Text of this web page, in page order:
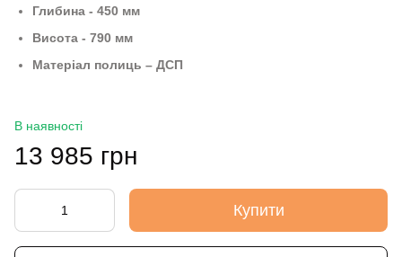
Глибина - 450 мм
Висота - 790 мм
Матеріал полиць – ДСП
В наявності
13 985 грн
Купити